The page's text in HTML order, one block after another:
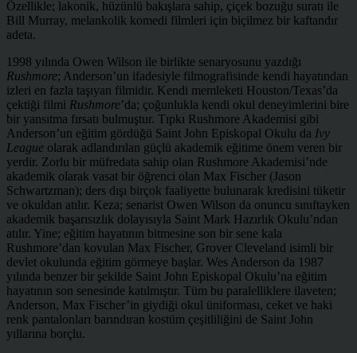
Özellikle; lakonik, hüzünlü bakışlara sahip, çiçek bozuğu suratı ile
Bill Murray, melankolik komedi filmleri için biçilmez bir kaftandır
adeta.
1998 yılında Owen Wilson ile birlikte senaryosunu yazdığı
Rushmore; Anderson’un ifadesiyle filmografisinde kendi hayatından
izleri en fazla taşıyan filmidir. Kendi memleketi Houston/Texas’da
çektiği filmi Rushmore’da; çoğunlukla kendi okul deneyimlerini bire
bir yansıtma fırsatı bulmuştur. Tıpkı Rushmore Akademisi gibi
Anderson’un eğitim gördüğü Saint John Episkopal Okulu da Ivy
League olarak adlandırılan güçlü akademik eğitime önem veren bir
yerdir. Zorlu bir müfredata sahip olan Rushmore Akademisi’nde
akademik olarak vasat bir öğrenci olan Max Fischer (Jason
Schwartzman); ders dışı birçok faaliyette bulunarak kredisini tüketir
ve okuldan atılır. Keza; senarist Owen Wilson da onuncu sınıftayken
akademik başarısızlık dolayısıyla Saint Mark Hazırlık Okulu’ndan
atılır. Yine; eğitim hayatının bitmesine son bir sene kala
Rushmore’dan kovulan Max Fischer, Grover Cleveland isimli bir
devlet okulunda eğitim görmeye başlar. Wes Anderson da 1987
yılında benzer bir şekilde Saint John Episkopal Okulu’na eğitim
hayatının son senesinde katılmıştır. Tüm bu paralelliklere ilaveten;
Anderson, Max Fischer’in giydiği okul üniforması, ceket ve haki
renk pantalonları barındıran kostüm çeşitliliğini de Saint John
yıllarına borçlu.